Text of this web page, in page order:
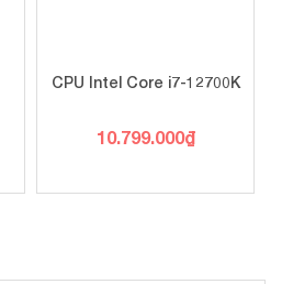
CPU Intel Core i7-12700K
10.799.000₫